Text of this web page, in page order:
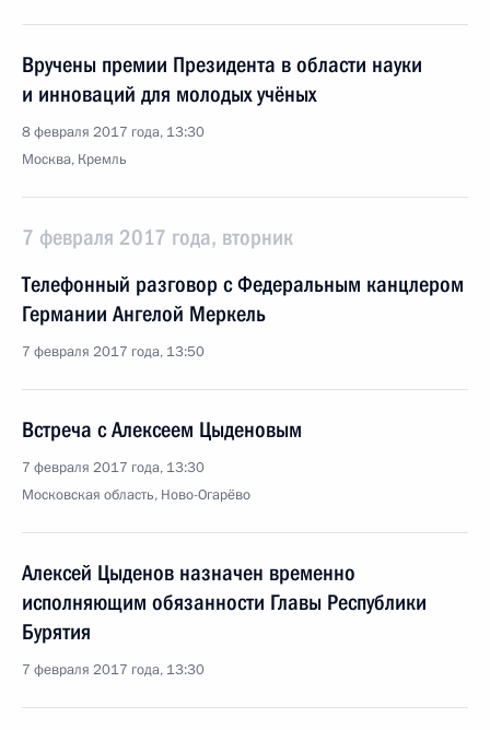
Вручены премии Президента в области науки
и инноваций для молодых учёных
8 февраля 2017 года, 13:30
Москва, Кремль
7 февраля 2017 года, вторник
Телефонный разговор с Федеральным канцлером
Германии Ангелой Меркель
7 февраля 2017 года, 13:50
Встреча с Алексеем Цыденовым
7 февраля 2017 года, 13:30
Московская область, Ново-Огарёво
Алексей Цыденов назначен временно
исполняющим обязанности Главы Республики
Бурятия
7 февраля 2017 года, 13:30